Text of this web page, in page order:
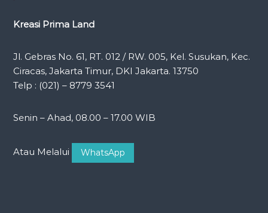
Kreasi Prima Land
Jl. Gebras No. 61, RT. 012 / RW. 005, Kel. Susukan, Kec.
Ciracas, Jakarta Timur, DKI Jakarta. 13750
Telp : (021) – 8779 3541
Senin – Ahad, 08.00 – 17.00 WIB
Atau Melalui WhatsApp